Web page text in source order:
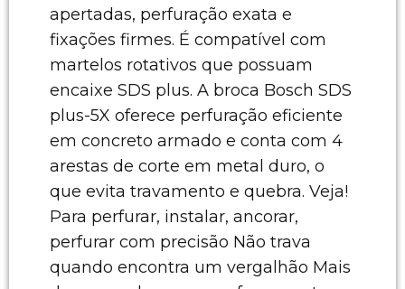
apertadas, perfuração exata e
fixações firmes. É compatível com
martelos rotativos que possuam
encaixe SDS plus. A broca Bosch SDS
plus-5X oferece perfuração eficiente
em concreto armado e conta com 4
arestas de corte em metal duro, o
que evita travamento e quebra. Veja!
Para perfurar, instalar, ancorar,
perfurar com precisão Não trava
quando encontra um vergalhão Mais